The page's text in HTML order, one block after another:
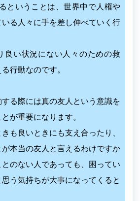
ということは、世界中で人権や
る人々に手を差し伸べていく行
良い状況にない人々のための救
行動なのです。
る際には真の友人という意識を
が重要になります。
も良いときにも支え合ったり、
本当の友人と言えるわけですか
のない人であっても、困ってい
う気持ちが大事になってくると